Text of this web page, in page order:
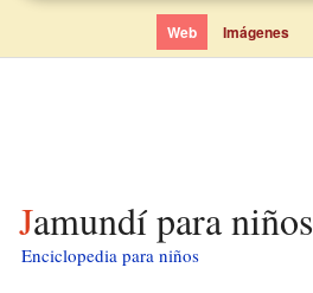
Web Imágenes
Jamundí para niños
Enciclopedia para niños